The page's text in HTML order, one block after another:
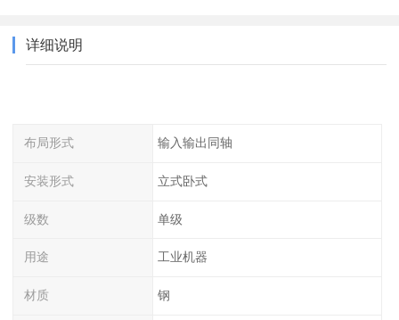
详细说明
布局形式 输入输出同轴
安装形式 立式卧式
级数 单级
用途 工业机器
材质 钢